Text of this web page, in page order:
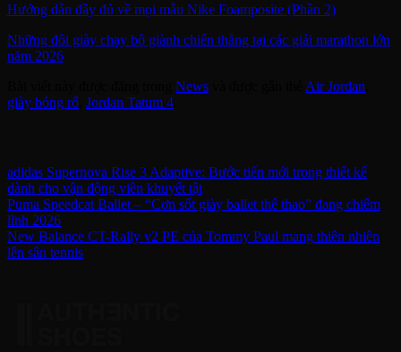
Hướng dẫn đầy đủ về mọi mẫu Nike Foamposite (Phần 2)
Những đôi giày chạy bộ giành chiến thắng tại các giải marathon lớn
năm 2026
News Air Jordan
giày bóng rổ Jordan Tatum 4
adidas Supernova Rise 3 Adaptive: Bước tiến mới trong thiết kế
dành cho vận động viên khuyết tật
Puma Speedcat Ballet – “Cơn sốt giày ballet thể thao” đang chiếm
lĩnh 2026
New Balance CT-Rally v2 PE của Tommy Paul mang thiên nhiên
lên sân tennis